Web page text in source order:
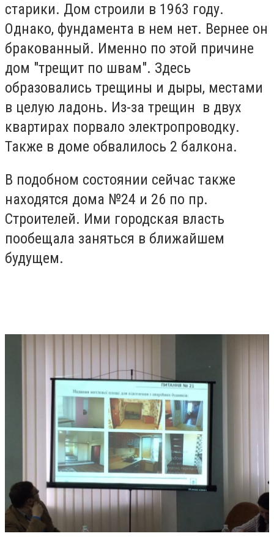
старики. Дом строили в 1963 году.
Однако, фундамента в нем нет. Вернее он
бракованный. Именно по этой причине
дом "трещит по швам". Здесь
образовались трещины и дыры, местами
в целую ладонь. Из-за трещин в двух
квартирах порвало электропроводку.
Также в доме обвалилось 2 балкона.
В подобном состоянии сейчас также
находятся дома №24 и 26 по пр.
Строителей. Ими городская власть
пообещала заняться в ближайшем
будущем.